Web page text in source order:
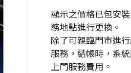
顯示之價格已包安
務地點進行更換。
除了可親臨門市進
服務，結帳時，系
上門服務費用。